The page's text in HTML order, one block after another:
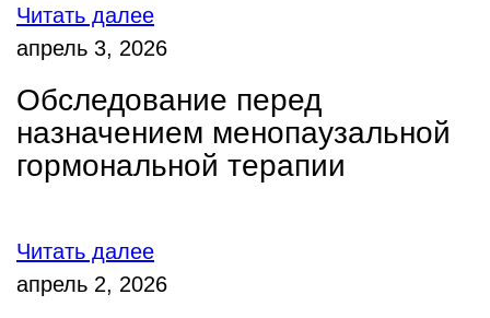
Читать далее
апрель 3, 2026
Обследование перед
назначением менопаузальной
гормональной терапии
Читать далее
апрель 2, 2026